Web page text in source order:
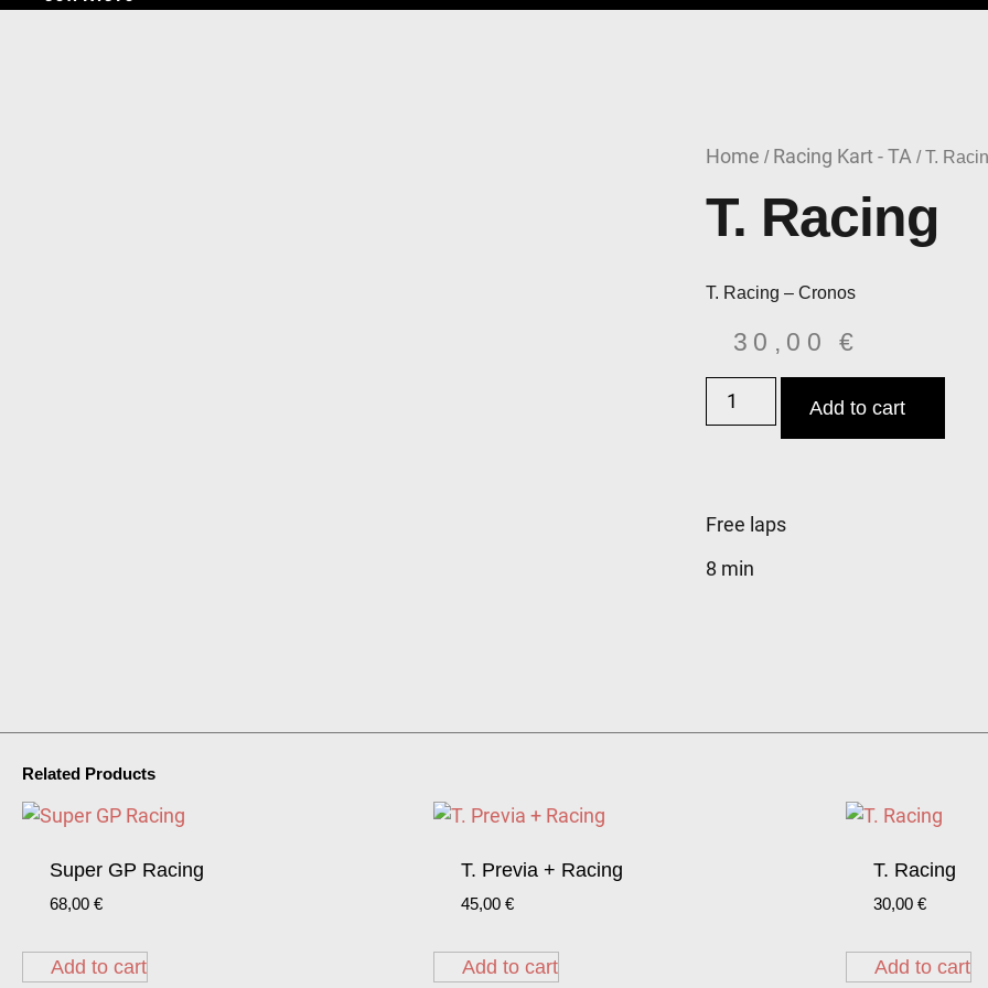
Home / Racing Kart - TA / T.
T. Racing
T. Racing – Cronos
30,00€
Add to cart
Free laps
8 min
Related Products
Super GP Racing
68,00 €
Add to cart
T. Previa + Racing
45,00€
Add to cart
T. Racing
30,00 €
Add to cart